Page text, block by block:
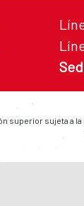
superior sujeta a